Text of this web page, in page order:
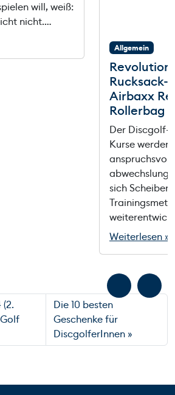
will, weiß:
nicht.…
Allgemein
Rucksack-
Airbaxx
Rollerbag
Der Discgolf-
Kurse werden
sich
Weiterlesen »
Die 10 besten
Geschenke für
DiscgolferInnen